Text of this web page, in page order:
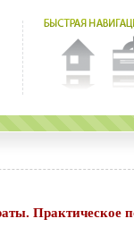
Рефераты.